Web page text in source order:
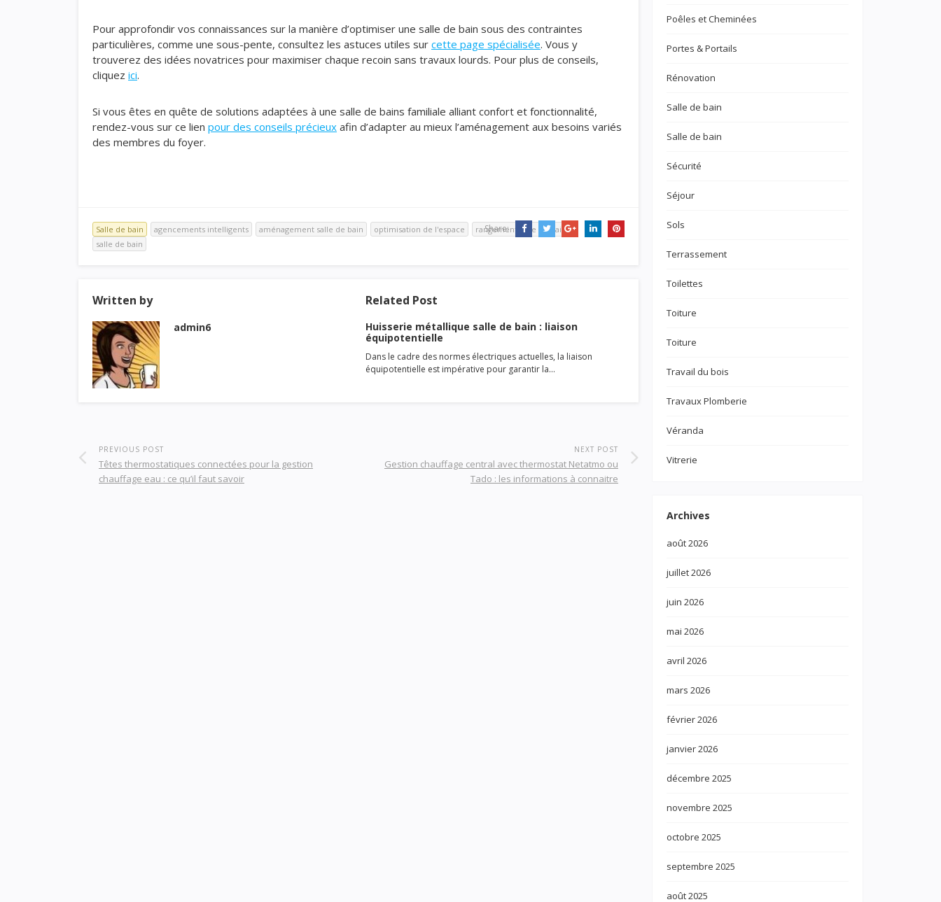
Pour approfondir vos connaissances sur la manière d’optimiser une salle de bain sous des contraintes
particulières, comme une sous-pente, consultez les astuces utiles sur cette page spécialisée. Vous y
trouverez des idées novatrices pour maximiser chaque recoin sans travaux lourds. Pour plus de conseils,
cliquez ici.
Si vous êtes en quête de solutions adaptées à une salle de bains familiale alliant confort et fonctionnalité,
rendez-vous sur ce lien pour des conseils précieux afin d’adapter au mieux l’aménagement aux besoins variés
des membres du foyer.
Salle de bain agencements intelligents aménagement salle de bain optimisation de l'espace
rangement salle de bain
salle de bain
Share:
Written by
admin6
Related Post
Huisserie métallique salle de bain : liaison
équipotentielle
Dans le cadre des normes électriques actuelles, la liaison
équipotentielle est impérative pour garantir la…
PREVIOUS POST
Têtes thermostatiques connectées pour la gestion
chauffage eau : ce qu’il faut savoir
NEXT POST
Gestion chauffage central avec thermostat Netatmo ou
Tado : les informations à connaitre
Poêles et Cheminées
Portes & Portails
Rénovation
Salle de bain
Salle de bain
Sécurité
Séjour
Sols
Terrassement
Toilettes
Toiture
Toiture
Travail du bois
Travaux Plomberie
Véranda
Vitrerie
Archives
août 2026
juillet 2026
juin 2026
mai 2026
avril 2026
mars 2026
février 2026
janvier 2026
décembre 2025
novembre 2025
octobre 2025
septembre 2025
août 2025